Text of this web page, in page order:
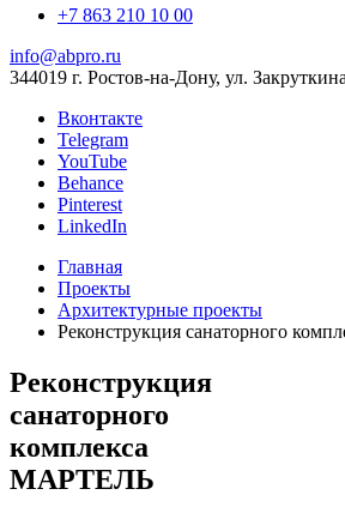
+7 863 210 10 00
info@abpro.ru
344019 г. Ростов-на-Дону, ул.
Вконтакте
Telegram
YouTube
Behance
Pinterest
LinkedIn
Главная
Проекты
Архитектурные проекты
Реконструкция санаторного
Реконструкция
санаторного
комплекса
МАРТЕЛЬ